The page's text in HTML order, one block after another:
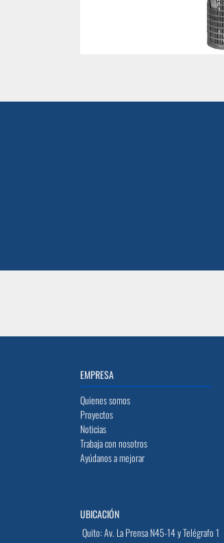
EMPRESA
Quienes somos
Proyectos
Noticias
Trabaja con nosotros
Ayúdanos a mejorar
UBICACIÓN
Quito: Av. La Prensa N45-14 y Telégrafo 1